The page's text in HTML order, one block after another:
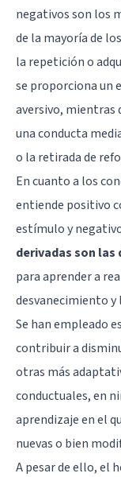
negativos son los
de la mayoría de
la repetición o
se proporciona un
aversivo, mientras
una conducta
o la retirada de
En cuanto a los
entiende positivo
estímulo y
derivadas son
para aprender a
desvanecimiento y
Se han empleado
contribuir a
otras más
conductuales, en
aprendizaje en el
nuevas o bien
A pesar de ello, el